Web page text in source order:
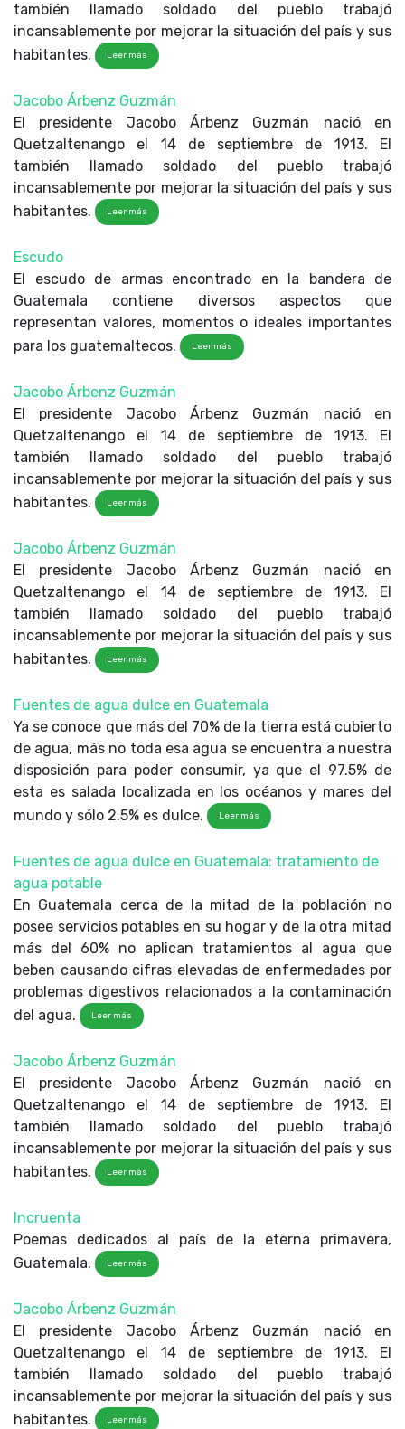
también llamado soldado del pueblo trabajó
incansablemente por mejorar la situación del país y sus
habitantes.
Leer más
Jacobo Árbenz Guzmán
El presidente Jacobo Árbenz Guzmán nació en
Quetzaltenango el 14 de septiembre de 1913. El
también llamado soldado del pueblo trabajó
incansablemente por mejorar la situación del país y sus
habitantes.
Leer más
Escudo
El escudo de armas encontrado en la bandera de
Guatemala contiene diversos aspectos que
representan valores, momentos o ideales importantes
para los guatemaltecos.
Leer más
Jacobo Árbenz Guzmán
El presidente Jacobo Árbenz Guzmán nació en
Quetzaltenango el 14 de septiembre de 1913. El
también llamado soldado del pueblo trabajó
incansablemente por mejorar la situación del país y sus
habitantes.
Leer más
Jacobo Árbenz Guzmán
El presidente Jacobo Árbenz Guzmán nació en
Quetzaltenango el 14 de septiembre de 1913. El
también llamado soldado del pueblo trabajó
incansablemente por mejorar la situación del país y sus
habitantes.
Leer más
Fuentes de agua dulce en Guatemala
Ya se conoce que más del 70% de la tierra está cubierto
de agua, más no toda esa agua se encuentra a nuestra
disposición para poder consumir, ya que el 97.5% de
esta es salada localizada en los océanos y mares del
mundo y sólo 2.5% es dulce.
Leer más
Fuentes de agua dulce en Guatemala: tratamiento de
agua potable
En Guatemala cerca de la mitad de la población no
posee servicios potables en su hogar y de la otra mitad
más del 60% no aplican tratamientos al agua que
beben causando cifras elevadas de enfermedades por
problemas digestivos relacionados a la contaminación
del agua.
Leer más
Jacobo Árbenz Guzmán
El presidente Jacobo Árbenz Guzmán nació en
Quetzaltenango el 14 de septiembre de 1913. El
también llamado soldado del pueblo trabajó
incansablemente por mejorar la situación del país y sus
habitantes.
Leer más
Incruenta
Poemas dedicados al país de la eterna primavera,
Guatemala.
Leer más
Jacobo Árbenz Guzmán
El presidente Jacobo Árbenz Guzmán nació en
Quetzaltenango el 14 de septiembre de 1913. El
también llamado soldado del pueblo trabajó
incansablemente por mejorar la situación del país y sus
habitantes.
Leer más